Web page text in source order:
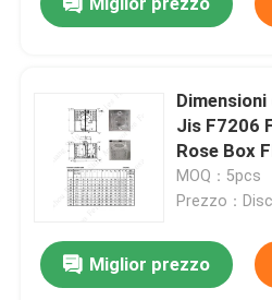
Jis F7206
Rose Box
MOQ：5pcs
Prezzo：
Miglior prezzo